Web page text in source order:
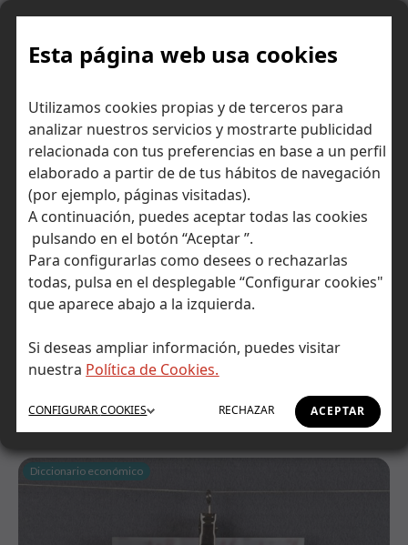
Esta página web usa cookies
Utilizamos cookies propias y de terceros para
analizar nuestros servicios y mostrarte publicidad
relacionada con tus preferencias en base a un perfil
elaborado a partir de de tus hábitos de navegación
(por ejemplo, páginas visitadas).
A continuación, puedes aceptar todas las cookies
pulsando en el botón “Aceptar ”.
Para configurarlas como desees o rechazarlas
todas, pulsa en el desplegable “Configurar cookies"
que aparece abajo a la izquierda.
Si deseas ampliar información, puedes visitar
nuestra Política de Cookies.
ACEPTAR
RECHAZAR
CONFIGURARCOOKIES
Skip
Ir a Self Bank »
El Blog de Self
Bank
contabilidad
Diccionario económico